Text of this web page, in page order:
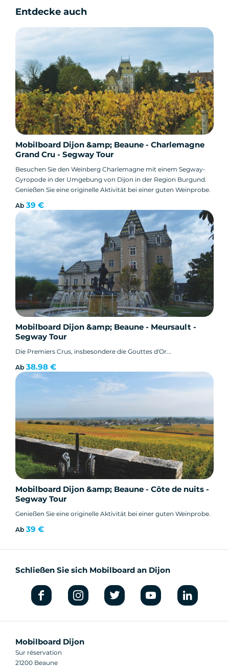
Entdecke auch
Mobilboard Dijon &amp; Beaune - Charlemagne
Grand Cru - Segway Tour
Besuchen Sie den Weinberg Charlemagne mit einem Segway-
Gyropode in der Umgebung von Dijon in der Region Burgund.
Genießen Sie eine originelle Aktivität bei einer guten Weinprobe.
Ab 39 €
Mobilboard Dijon &amp; Beaune - Meursault -
Segway Tour
Die Premiers Crus, insbesondere die Gouttes d'Or...
Ab 38.98 €
Mobilboard Dijon &amp; Beaune - Côte de nuits -
Segway Tour
Genießen Sie eine originelle Aktivität bei einer guten Weinprobe.
Ab 39 €
Schließen Sie sich Mobilboard an Dijon
Mobilboard Dijon
Sur réservation
21200 Beaune